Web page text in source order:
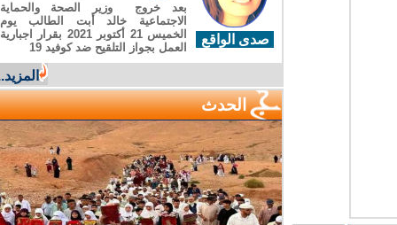
صدى الواقع
بعد خروج وزير الصحة والحماية
الاجتماعية خالد أبت الطالب يوم
الخميس 21 أكتوبر 2021 بقرار اجبارية
العمل بجواز التلقيح ضد كوفيد 19
المزيد...
الحدث